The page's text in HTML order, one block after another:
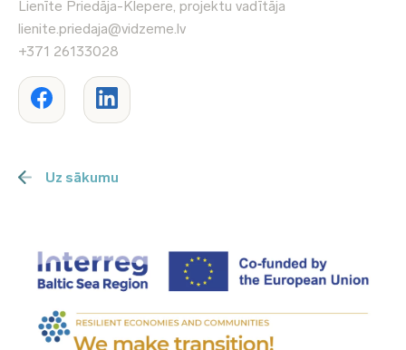
Lienīte Priedāja-Klepere, projektu vadītāja
lienite.priedaja@vidzeme.lv
+371 26133028
Uz sākumu